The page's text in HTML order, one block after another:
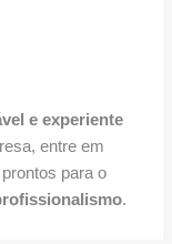
e experiente
entre em
para o
.